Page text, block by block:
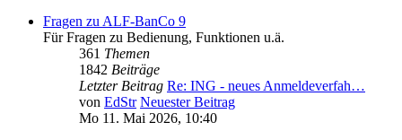
Fragen zu ALF-BanCo 9
Für Fragen zu Bedienung, Funktionen u.ä.
361 Themen
1842 Beiträge
Letzter Beitrag Re: ING - neues Anmeldeverfah…
von EdStr Neuester Beitrag
Mo 11. Mai 2026, 10:40